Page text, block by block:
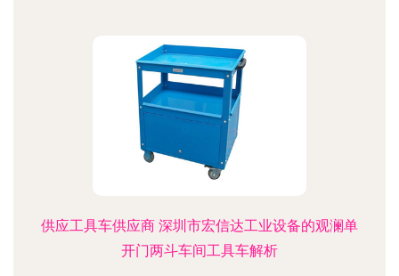
供应工具车供应商 深圳市宏信达工业设备的观澜单
开门两斗车间工具车解析